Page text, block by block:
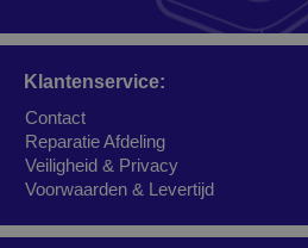
Klantenservice:
Contact
Reparatie Afdeling
Veiligheid & Privacy
Voorwaarden & Levertijd